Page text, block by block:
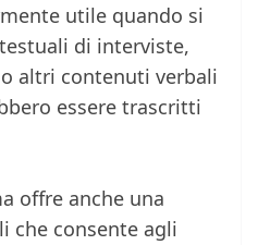
utile quando si
di interviste,
altri contenuti verbali
essere trascritti
offre anche una
che consente agli